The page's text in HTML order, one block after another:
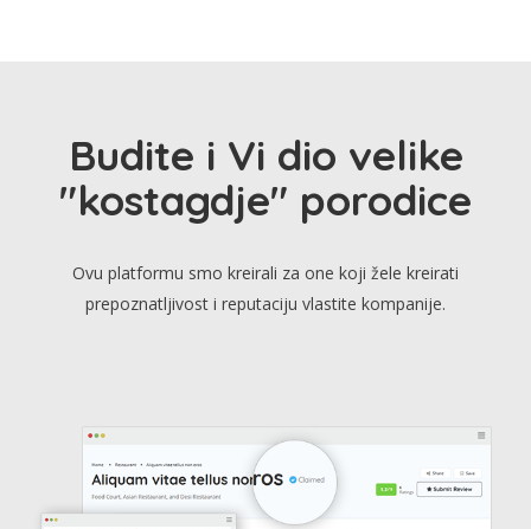
Budite i Vi dio velike
"kostagdje" porodice
Ovu platformu smo kreirali za one koji žele kreirati
prepoznatljivost i reputaciju vlastite kompanije.